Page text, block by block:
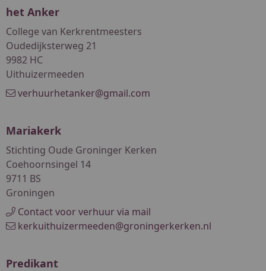
het Anker
College van Kerkrentmeesters
Oudedijksterweg 21
9982 HC
Uithuizermeeden
verhuurhetanker@gmail.com
Mariakerk
Stichting Oude Groninger Kerken
Coehoornsingel 14
9711 BS
Groningen
Contact voor verhuur via mail
kerkuithuizermeeden@groningerkerken.nl
Predikant